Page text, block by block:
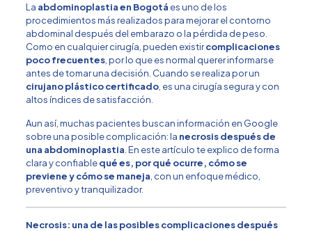
La abdominoplastia en Bogotá es uno de los
procedimientos más realizados para mejorar el contorno
abdominal después del embarazo o la pérdida de peso.
Como en cualquier cirugía, pueden existircomplicaciones
poco frecuentes, por lo que es normal querer informarse
antes de tomar una decisión. Cuando se realiza por un
cirujano plástico certificado, es una cirugía segura y con
altos índices de satisfacción.
Aun así, muchas pacientes buscan información en Google
sobre una posible complicación: la necrosis después de
una abdominoplastia . En este artículo te explico de forma
clara y confiablequé es, por qué ocurre, cómo se
previene y cómo se maneja , con un enfoque médico,
preventivo y tranquilizador.
Necrosis: una de las posibles complicaciones después